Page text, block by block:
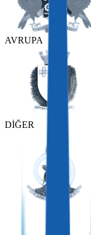
AVRUPA
DİĞER